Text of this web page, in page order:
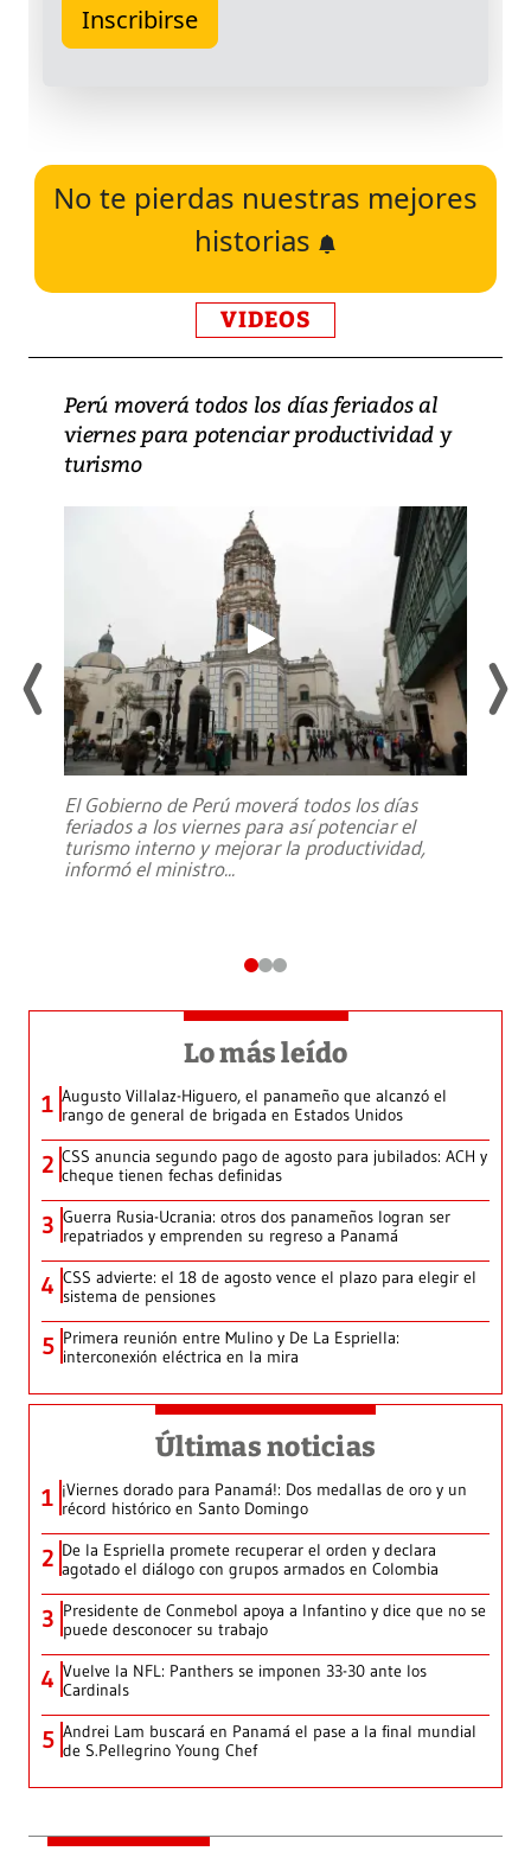
No te pierdas nuestras mejores
historias
VIDEOS
Perú moverá todos los días feriados al
viernes para potenciar productividad y
turismo
El Gobierno de Perú moverá todos los días
feriados a los viernes para así potenciar el
turismo interno y mejorar la productividad,
informó el ministro...
Lo más leído
1 Augusto Villalaz-Higuero, el panameño que alcanzó el
rango de general de brigada en Estados Unidos
2 CSS anuncia segundo pago de agosto para jubilados: ACH y
cheque tienen fechas definidas
3 Guerra Rusia-Ucrania: otros dos panameños logran ser
repatriados y emprenden su regreso a Panamá
4 CSS advierte: el 18 de agosto vence el plazo para elegir el
sistema de pensiones
5 Primera reunión entre Mulino y De La Espriella:
interconexión eléctrica en la mira
Últimas noticias
1 ¡Viernes dorado para Panamá!: Dos medallas de oro y un
récord histórico en Santo Domingo
2 De la Espriella promete recuperar el orden y declara
agotado el diálogo con grupos armados en Colombia
3 Presidente de Conmebol apoya a Infantino y dice que no se
puede desconocer su trabajo
4 Vuelve la NFL: Panthers se imponen 33-30 ante los
Cardinals
5 Andrei Lam buscará en Panamá el pase a la final mundial
de S.Pellegrino Young Chef